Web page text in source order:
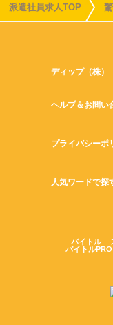
派遣社員求人TOP
ディップ（株）
ヘルプ＆お問い
プライバシーポ
人気ワードで探
バイトル
バイトルPRO